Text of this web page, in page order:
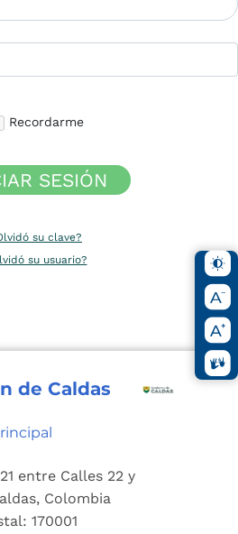
Recordarme
SESIÓN
su clave?
su usuario?
de Caldas
entre Calles 22 y
Colombia
170001